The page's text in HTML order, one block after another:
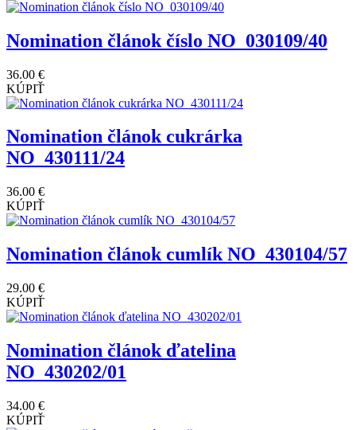
Nomination článok číslo NO_030109/40
36.00 €
KÚPIŤ
Nomination článok cukrárka
NO_430111/24
36.00 €
KÚPIŤ
Nomination článok cumlík NO_430104/57
29.00 €
KÚPIŤ
Nomination článok ďatelina
NO_430202/01
34.00 €
KÚPIŤ